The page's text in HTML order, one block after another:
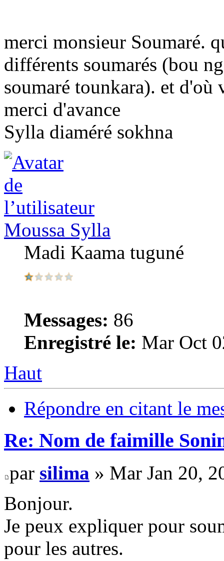
merci monsieur Soumaré.
différents soumarés (bou
soumaré tounkara). et d'où
merci d'avance
Sylla diaméré sokhna
Moussa Sylla
Madi Kaama tuguné
Messages: 86
Enregistré le: Mar Oct
Haut
Répondre en citant le
Re: Nom de faimille
par silima » Mar Jan 20,
Bonjour.
Je peux expliquer pour
pour les autres.